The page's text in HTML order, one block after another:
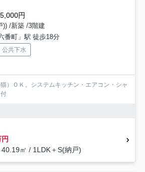
円
)) /新築 /3階建
番町」駅 徒歩18分
公共下水
）ＯＫ。システムキッチン・エアコン・シャ
40.19㎡ / 1LDK＋S(納戸)